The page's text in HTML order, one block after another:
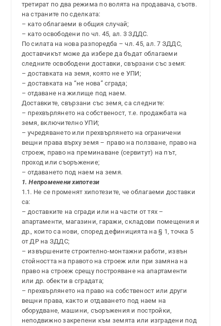
третират по два режима по волята на продавача, съотв.
на страните по сделката:
– като облагаеми в общия случай;
– като освободени по чл. 45, ал. 3 ЗДДС.
По силата на нова разпоредба – чл. 45, ал. 7 ЗДДС,
доставчикът може да избере да бъдат облагаеми
следните освободени доставки, свързани със земя:
– доставката на земя, която не е УПИ;
– доставката на “не нова” сграда;
– отдаване на жилище под наем.
Доставките, свързани със земя, са следните:
– прехвърлянето на собственост, т.е. продажбата на
земя, включително УПИ;
– учредяването или прехвърлянето на ограничени
вещни права върху земя – право на ползване, право на
строеж, право на преминаване (сервитут) на път,
проход или съоръжение;
– отдаването под наем на земя.
1. Непроменени хипотези
1.1. Не се променят хипотезите, че облагаеми доставки
са:
– доставките на сгради или на части от тях –
апартаменти, магазини, гаражи, складови помещения и
др., които са нови, според дефиницията на § 1, точка 5
от ДР на ЗДДС;
– извършените строително-монтажни работи, извън
стойността на правото на строеж или при замяна на
право на строеж срещу построяване на апартаменти
или др. обекти в сградата;
– прехвърлянето на право на собственост или други
вещни права, както и отдаването под наем на
оборудване, машини, съоръжения и постройки,
неподвижно закрепени към земята или изградени под